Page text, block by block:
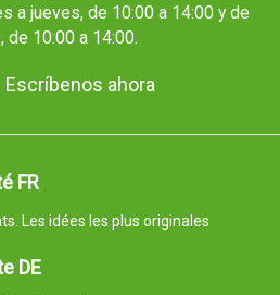
a jueves, de 10:00 a 14:00 y de
de 10:00 a 14:00.
Escríbenos ahora
FR
Les idées les plus originales
DE